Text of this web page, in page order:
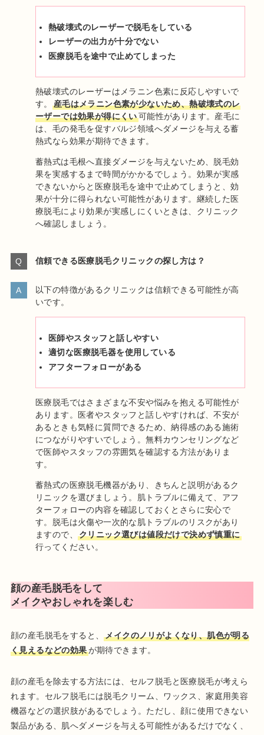
熱破壊式のレーザーで脱毛をしている
レーザーの出力が十分でない
医療脱毛を途中で止めてしまった
熱破壊式のレーザーはメラニン色素に反応しやすいで
す。
産毛はメラニン色素が少ないため、熱破壊式のレ
ーザーでは効果が得にくい可能性があります。産毛に
は、毛の発毛を促すバルジ領域へダメージを与える蓄
熱式なら効果が期待できます。
蓄熱式は毛根へ直接ダメージを与えないため、脱毛効
果を実感するまで時間がかかるでしょう。効果が実感
できないからと医療脱毛を途中で止めてしまうと、効
果が十分に得られない可能性があります。継続した医
療脱毛により効果が実感しにくいときは、クリニック
へ確認しましょう。
信頼できる医療脱毛クリニックの探し方は？
以下の特徴があるクリニックは信頼できる可能性が高
いです。
医師やスタッフと話しやすい
適切な医療脱毛器を使用している
アフターフォローがある
医療脱毛ではさまざまな不安や悩みを抱える可能性が
あります。医者やスタッフと話しやすければ、不安が
あるときも気軽に質問できるため、納得感のある施術
につながりやすいでしょう。無料カウンセリングなど
で医師やスタッフの雰囲気を確認する方法がありま
す。
蓄熱式の医療脱毛機器があり、きちんと説明があるク
リニックを選びましょう。肌トラブルに備えて、アフ
ターフォローの内容を確認しておくとさらに安心で
す。脱毛は火傷や一次的な肌トラブルのリスクがあり
ますので、
クリニック選びは値段だけで決めず慎重に
行ってください。
顔の産毛脱毛をして
メイクやおしゃれを楽しむ
顔の産毛脱毛をすると、メイクのノリがよくなり、肌色が明る
く見えるなどの効果が期待できます。
顔の産毛を除去する方法には、セルフ脱毛と医療脱毛が考えら
れます。セルフ脱毛には脱毛クリーム、ワックス、家庭用美容
機器などの選択肢があるでしょう。ただし、顔に使用できない
製品がある、肌へダメージを与える可能性があるだけでなく、